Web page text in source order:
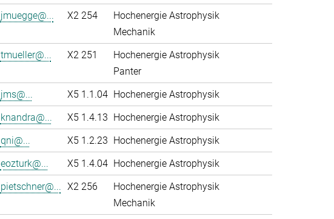
jmuegge@... X2 254
Hochenergie Astrophysik
Mechanik
tmueller@... X2 251
Hochenergie Astrophysik
Panter
jms@... X5 1.1.04 Hochenergie Astrophysik
knandra@... X5 1.4.13 Hochenergie Astrophysik
qni@... X5 1.2.23 Hochenergie Astrophysik
eozturk@... X5 1.4.04 Hochenergie Astrophysik
pietschner@... X2 256
Hochenergie Astrophysik
Mechanik